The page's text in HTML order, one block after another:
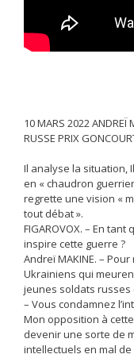
10 MARS 2022 ANDREÏ
RUSSE PRIX
Il analyse la situation,
en « chaudron
regrette une vision «
tout débat ».
FIGAROVOX. – En
inspire cette guerre ?
Andreï MAKINE. –
Ukrainiens qui
jeunes soldats russes
– Vous condamnez
Mon opposition à
devenir une sorte de
intellectuels en mal